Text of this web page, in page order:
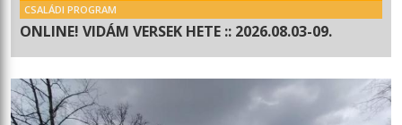
CSALÁDI PROGRAM
ONLINE! VIDÁM VERSEK HETE :: 2026.08.03-09.